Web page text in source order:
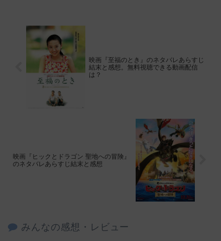
映画『至福のとき』のネタバレあらすじ
結末と感想。無料視聴できる動画配信
は？
映画『ヒックとドラゴン 聖地への冒険』
のネタバレあらすじ結末と感想
みんなの感想・レビュー